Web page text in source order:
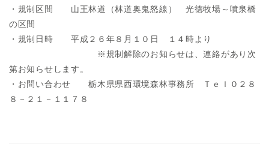
・規制区間 山王林道（林道奥鬼怒線） 光徳牧場～噴泉橋
の区間
・規制日時 平成２６年８月１０日 １４時より
※規制解除のお知らせは、連絡があり次
第お知らせします。
・お問い合わせ 栃木県県西環境森林事務所 Ｔｅｌ０２８
８－２１－１１７８